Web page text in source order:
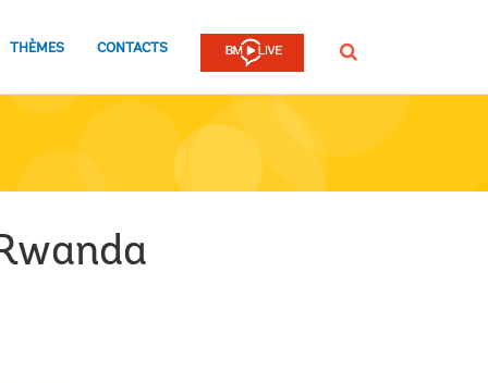
THÈMES CONTACTS Rechercher